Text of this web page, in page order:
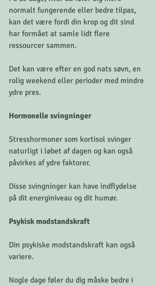
normalt fungerende eller bedre tilpas,
kan det være fordi din krop og dit sind
har formået at samle lidt flere
ressourcer sammen.
Det kan være efter en god nats søvn, en
rolig weekend eller perioder med mindre
ydre pres.
Hormonelle svingninger
Stresshormoner som kortisol svinger
naturligt i løbet af dagen og kan også
påvirkes af ydre faktorer.
Disse svingninger kan have indflydelse
på dit energiniveau og dit humør.
Psykisk modstandskraft
Din psykiske modstandskraft kan også
variere.
Nogle dage føler du dig måske bedre i